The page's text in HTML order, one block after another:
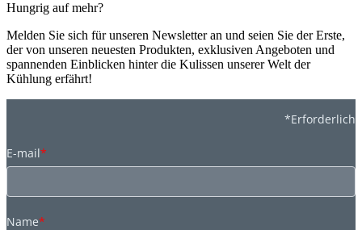
Hungrig auf mehr?
Melden Sie sich für unseren Newsletter an und seien Sie der Erste,
der von unseren neuesten Produkten, exklusiven Angeboten und
spannenden Einblicken hinter die Kulissen unserer Welt der
Kühlung erfährt!
*Erforderlich
E-mail*
Name*